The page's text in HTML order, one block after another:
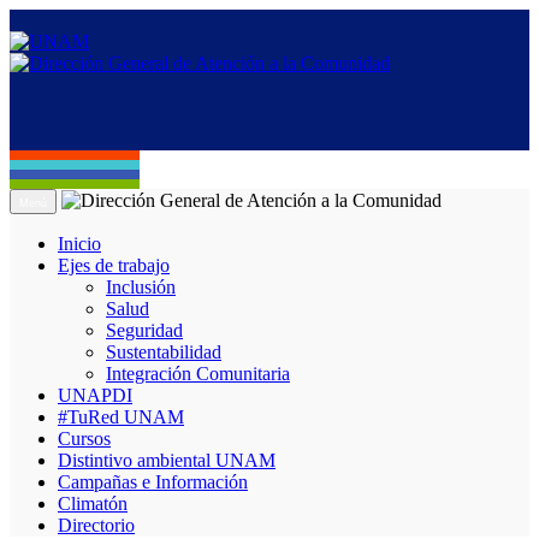
Inicio
Ejes de trabajo
Inclusión
Salud
Seguridad
Sustentabilidad
Integración Comunitaria
UNAPDI
#TuRed UNAM
Cursos
Distintivo ambiental UNAM
Campañas e Información
Climatón
Directorio